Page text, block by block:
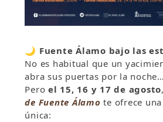
🌙 Fuente Álamo bajo las
No es habitual que un
abra sus puertas por la noche…
Peroel 15, 16 y 17 de agosto
de Fuente Álamo te ofrece
única: